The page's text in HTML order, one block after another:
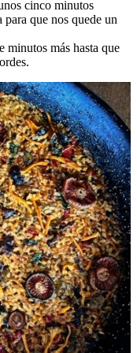
cinco minutos
que nos quede un
minutos más hasta que